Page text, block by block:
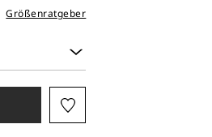
Größenratgeber